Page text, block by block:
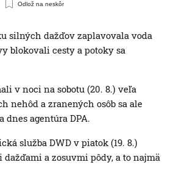
Odlož na neskôr
silných dažďov zaplavovala voda
blokovali cesty a potoky sa
v noci na sobotu (20. 8.) veľa
nehôd a zranených osôb sa ale
agentúra DPA.
služba DWD v piatok (19. 8.)
a zosuvmi pôdy, a to najmä